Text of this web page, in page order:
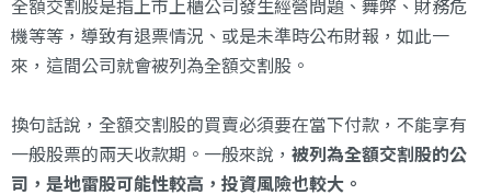
全額交割股是指上市上櫃公司發生經營問題、舞弊、財務危
機等等，導致有退票情況、或是未準時公布財報，如此一
來，這間公司就會被列為全額交割股。
換句話說，全額交割股的買賣必須要在當下付款，不能享有
一般股票的兩天收款期。一般來說， 被列為全額交割股的公
司，是地雷股可能性較高，投資風險也較大。